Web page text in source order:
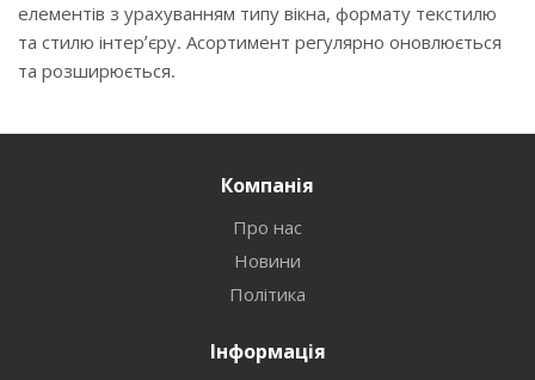
елементів з урахуванням типу вікна, формату текстилю
та стилю інтер’єру. Асортимент регулярно оновлюється
та розширюється.
Компанія
Про нас
Новини
Політика
Інформація